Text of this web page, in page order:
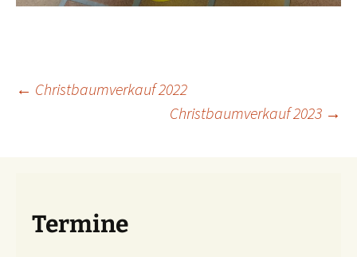
Beitragsnavigation
← Christbaumverkauf 2022
Christbaumverkauf 2023 →
Termine